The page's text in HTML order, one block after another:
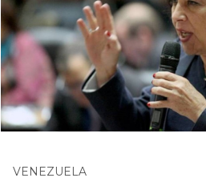
VENEZUELA